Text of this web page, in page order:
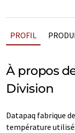
PROFIL
À propos
Division
Datapaq fabrique
température